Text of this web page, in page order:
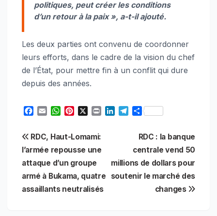
politiques, peut créer les conditions
d’un retour à la paix », a-t-il ajouté.
Les deux parties ont convenu de coordonner
leurs efforts, dans le cadre de la vision du chef
de l’État, pour mettre fin à un conflit qui dure
depuis des années.
e
b
o
k
i
l
W
t
s
A
p
t
e
r
e
s
t
d
n
r
m
S
r
e
Navigation
de
l’article
RDC : la banque
centrale vend 50
millions de dollars pour
soutenir le marché des
changes
RDC, Haut-Lomami:
l’armée repousse une
attaque d’un groupe
armé à Bukama, quatre
assaillants neutralisés